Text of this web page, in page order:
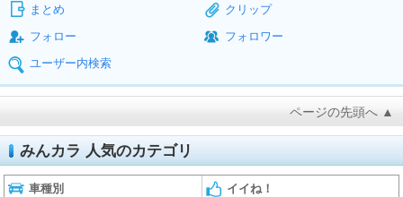
まとめ
クリップ
フォロー
フォロワー
ユーザー内検索
ページの先頭へ ▲
みんカラ 人気のカテゴリ
車種別 イイね！